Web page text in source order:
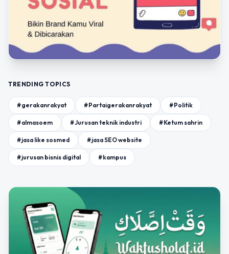
TRENDING TOPICS
#gerakanrakyat #Partaigerakanrakyat #Politik
#almasoem #Jurusan teknik industri #Ketum sahrin
#jasa like sosmed #jasa SEO website
#jurusan bisnis digital #kampus